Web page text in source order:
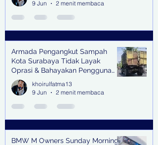
9 Jun 2 menit membaca
Armada Pengangkut Sampah
Kota Surabaya Tidak Layak
Oprasi & Bahayakan Pengguna
Jalan
khoirulfatma13
9 Jun
2 menit membaca
BMW M Owners Sunday Morning